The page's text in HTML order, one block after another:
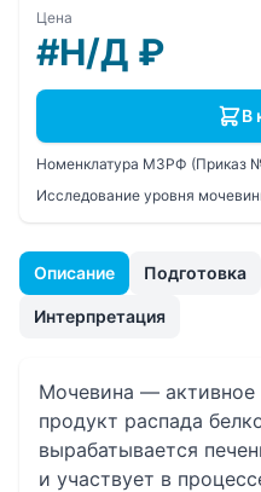
Описание Подготовка
Интерпретация
Мочевина — активное
продукт распада
вырабатывается
и участвует в
Цена
#Н/Д ₽
В
Номенклатура МЗРФ (Приказ
Исследование уровня